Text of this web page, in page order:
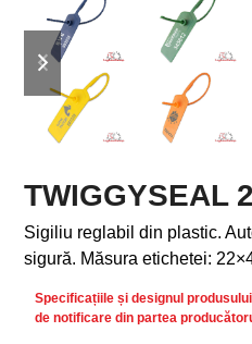
previous
slide
next
slide
TWIGGYSEAL
Sigiliu reglabil din plastic.
sigură. Măsura etichetei:
Specificațiile și designul
de notificare din partea